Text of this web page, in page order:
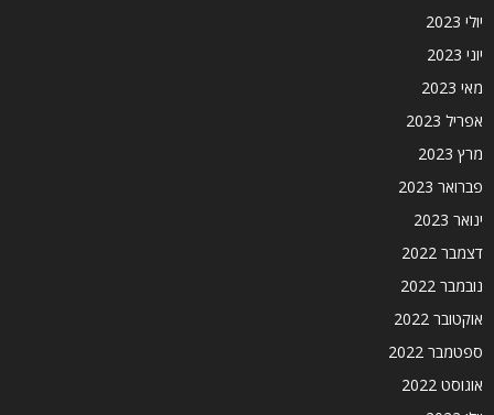
יולי 2023
יוני 2023
מאי 2023
אפריל 2023
מרץ 2023
פברואר 2023
ינואר 2023
דצמבר 2022
נובמבר 2022
אוקטובר 2022
ספטמבר 2022
אוגוסט 2022